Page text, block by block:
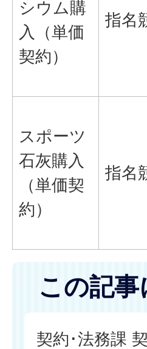
シウム購
入（単価
契約）
指名
スポーツ
石灰購入
（単価契
約）
指名
この記
契約･法務課